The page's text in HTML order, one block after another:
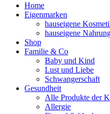
Home
Eigenmarken
hauseigene
hauseigene
Shop
Familie & Co
Baby und Kind
Lust und Liebe
Schwangerschaft
Gesundheit
Alle Produkte der
Allergie